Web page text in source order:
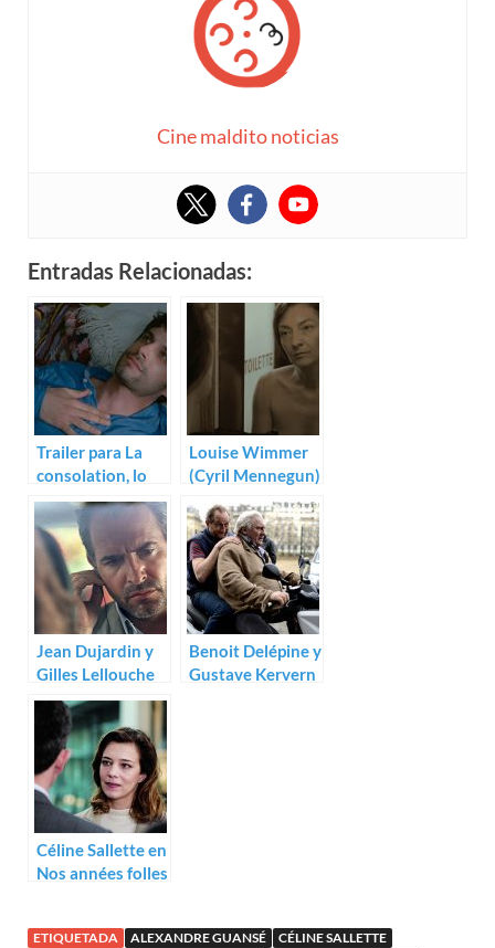
Cine maldito noticias
Entradas Relacionadas:
Trailer para La
consolation, lo
nuevo de Cyril
Mennegun
Louise Wimmer
(Cyril Mennegun)
Jean Dujardin y
Gilles Lellouche
para el polar galo
La French
Benoit Delépine y
Gustave Kervern
Céline Sallette en
Nos années folles
ETIQUETADA ALEXANDRE GUANSÉ
CÉLINE SALLETTE